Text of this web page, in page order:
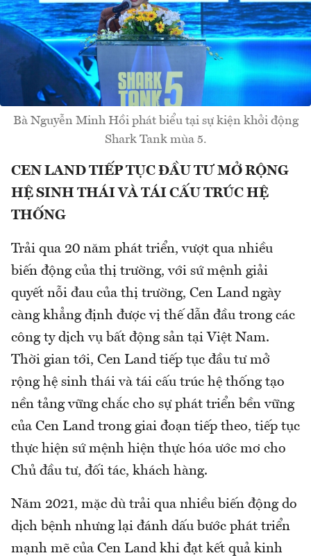
Bà Nguyễn Minh Hồi phát biểu tại sự kiện khởi động
Shark Tank mùa 5.
CEN LAND TIẾP TỤC ĐẦU TƯ MỞ RỘNG
HỆ SINH THÁI VÀ TÁI CẤU TRÚC HỆ
THỐNG
Trải qua 20 năm phát triển, vượt qua nhiều
biến động của thị trường, với sứ mệnh giải
quyết nỗi đau của thị trường, Cen Land ngày
càng khẳng định được vị thế dẫn đầu trong các
công ty dịch vụ bất động sản tại Việt Nam.
Thời gian tới, Cen Land tiếp tục đầu tư mở
rộng hệ sinh thái và tái cấu trúc hệ thống tạo
nền tảng vững chắc cho sự phát triển bền vững
của Cen Land trong giai đoạn tiếp theo, tiếp tục
thực hiện sứ mệnh hiện thực hóa ước mơ cho
Chủ đầu tư, đối tác, khách hàng.
Năm 2021, mặc dù trải qua nhiều biến động do
dịch bệnh nhưng lại đánh dấu bước phát triển
mạnh mẽ của Cen Land khi đạt kết quả kinh